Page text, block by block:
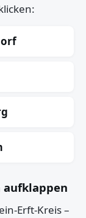
aufklappen
Erft-Kreis –